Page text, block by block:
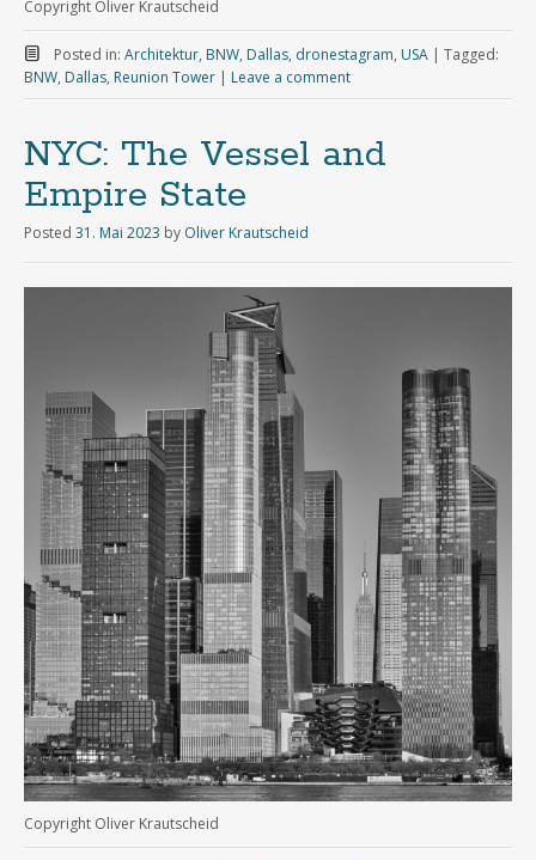
Copyright Oliver Krautscheid
Posted in: Architektur, BNW, Dallas, dronestagram, USA | Tagged:
BNW, Dallas, Reunion Tower | Leave a comment
NYC: The Vessel and
Empire State
Posted 31. Mai 2023 by Oliver Krautscheid
Copyright Oliver Krautscheid